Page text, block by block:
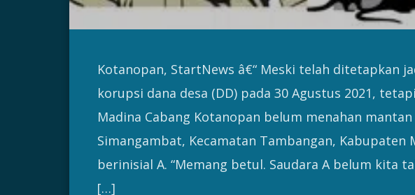
Kotanopan, StartNews â€“ Meski telah ditetapkan
korupsi dana desa (DD) pada 30 Agustus 2021,
Madina Cabang Kotanopan belum menahan mantan
Simangambat, Kecamatan Tambangan, Kabupaten
berinisial A. “Memang betul. Saudara A belum kita
[…]